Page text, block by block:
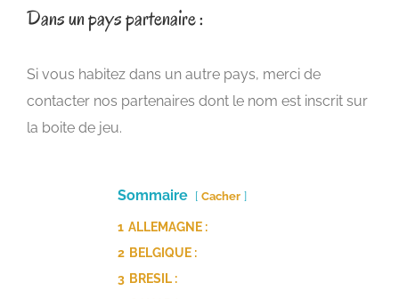
Dans un pays partenaire :
Si vous habitez dans un autre pays, merci de
contacter nos partenaires dont le nom est inscrit sur
la boite de jeu.
Sommaire Cacher
1 ALLEMAGNE :
2 BELGIQUE :
3 BRESIL :